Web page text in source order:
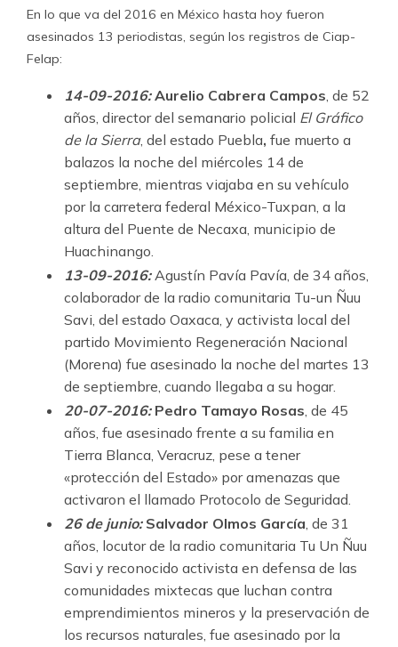
En lo que va del 2016 en México hasta hoy fueron
asesinados 13 periodistas, según los registros de Ciap-
Felap:
14-09-2016:Aurelio Cabrera Campos, de 52
años, director del semanario policial El Gráfico
de la Sierra, del estado Puebla, fue muerto a
balazos la noche del miércoles 14 de
septiembre, mientras viajaba en su vehículo
por la carretera federal México-Tuxpan, a la
altura del Puente de Necaxa, municipio de
Huachinango.
13-09-2016:Agustín Pavía Pavía, de 34 años,
colaborador de la radio comunitaria Tu-un Ñuu
Savi, del estado Oaxaca, y activista local del
partido Movimiento Regeneración Nacional
(Morena) fue asesinado la noche del martes 13
de septiembre, cuando llegaba a su hogar.
20-07-2016:Pedro Tamayo Rosas, de 45
años, fue asesinado frente a su familia en
Tierra Blanca, Veracruz, pese a tener
«protección del Estado» por amenazas que
activaron el llamado Protocolo de Seguridad.
26 de junio:Salvador Olmos García, de 31
años, locutor de la radio comunitaria Tu Un Ñuu
Savi y reconocido activista en defensa de las
comunidades mixtecas que luchan contra
emprendimientos mineros y la preservación de
los recursos naturales, fue asesinado por la